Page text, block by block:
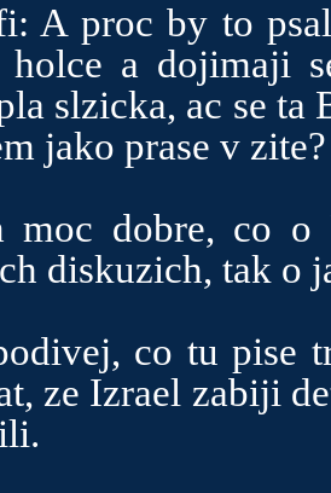
A proc by to
holce a dojimaji
slzicka, ac se ta
jako prase v zite?
moc dobre, co o
diskuzich, tak o
co tu pise
ze Izrael zabiji